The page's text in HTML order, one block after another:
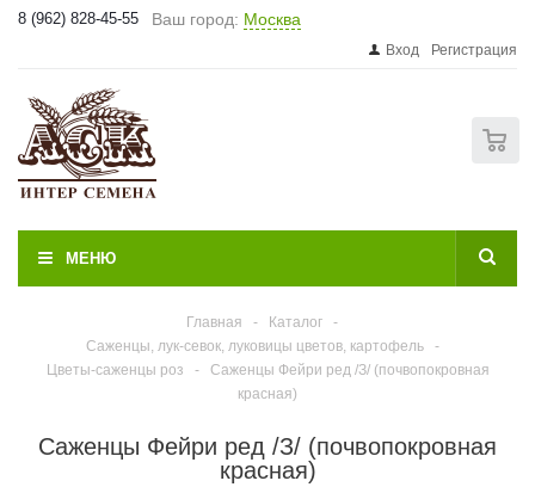
8 (962) 828-45-55 Ваш город: Москва
Вход Регистрация
МЕНЮ
Главная - Каталог
-
Саженцы, лук-севок, луковицы цветов, картофель
-
Цветы-саженцы роз
-
Саженцы Фейри ред /З/ (почвопокровная
красная)
Саженцы Фейри ред /З/ (почвопокровная
красная)